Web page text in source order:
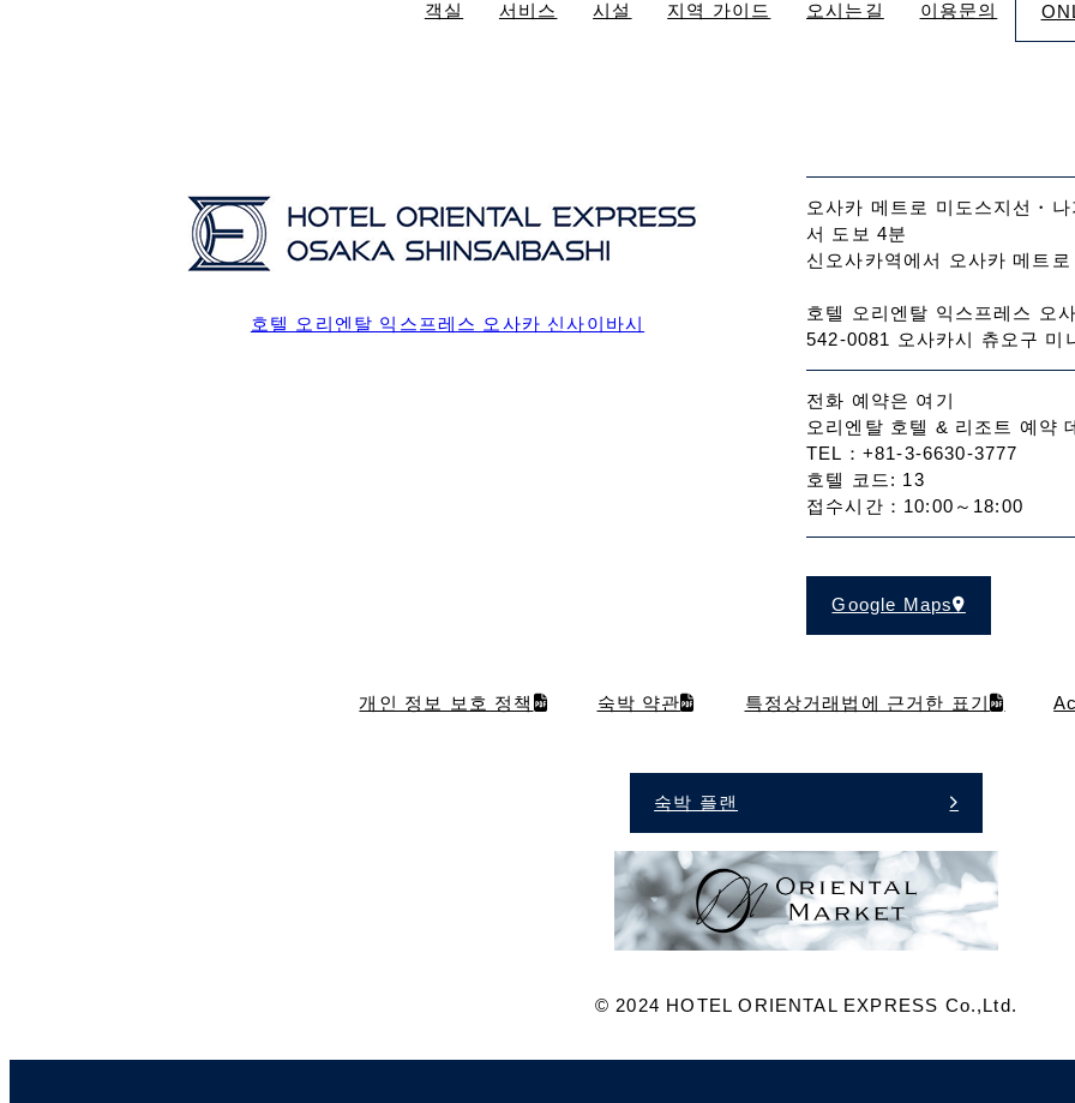
객실 서비스 시설 지역 가이드 오시는길 이용문의
호텔 오리엔탈 익스프레스 오사카 신사이바시
오사카 메트로 미도스지선・나
서 도보 4분
신오사카역에서 오사카 메트
호텔 오리엔탈 익스프레스 오
542-0081 오사카시 츄오구 미
전화 예약은 여기
오리엔탈 호텔 & 리조트 예약
TEL：+81-3-6630-3777
호텔 코드: 13
접수시간：10:00～18:00
Google Maps
개인 정보 보호 정책 숙박 약관 특정상거래법에 근거한 표기
숙박 플랜
©︎ 2024 HOTEL ORIENTAL EXPRESS Co.,Ltd.